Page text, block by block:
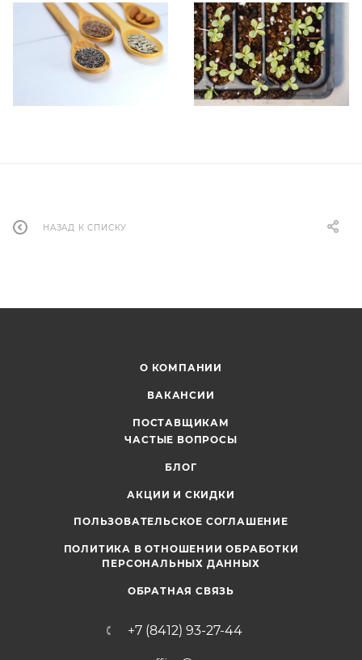
НАЗАД К СПИСКУ
О КОМПАНИИ
ВАКАНСИИ
ПОСТАВЩИКАМ
ЧАСТЫЕ ВОПРОСЫ
БЛОГ
АКЦИИ И СКИДКИ
ПОЛЬЗОВАТЕЛЬСКОЕ СОГЛАШЕНИЕ
ПОЛИТИКА В ОТНОШЕНИИ ОБРАБОТКИ
ПЕРСОНАЛЬНЫХ ДАННЫХ
ОБРАТНАЯ СВЯЗЬ
+7 (8412) 93-27-44